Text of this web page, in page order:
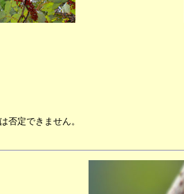
否定できません。